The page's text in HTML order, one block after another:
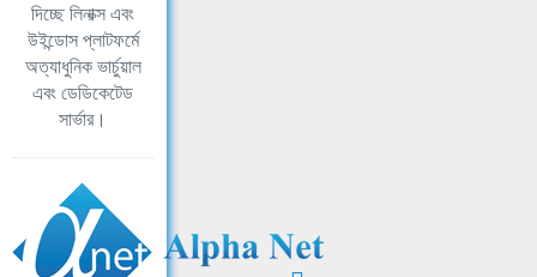
দিচ্ছে লিনাক্স এবং
উইন্ডোস প্লাটফর্মে
অত্যাধুনিক ভার্চুয়াল
এবং ডেডিকেটেড
সার্ভার।